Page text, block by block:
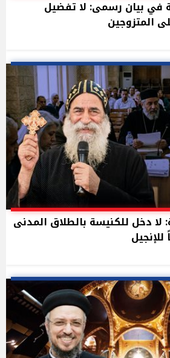
في بيان رسمى: لا تفضيل
المتزوجين
دخل للكنيسة بالطلاق المدنى